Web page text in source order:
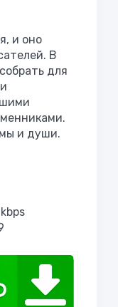
и оно
В
для
и души.